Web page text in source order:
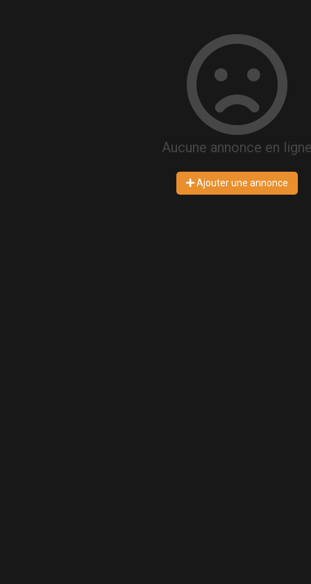
Aucune annonce en
Ajouter une annonce